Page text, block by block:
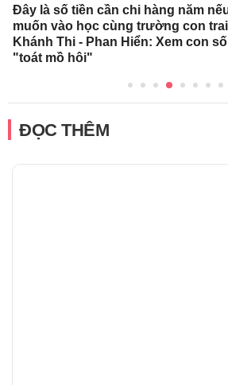
Đây là số tiền cần chi hàng năm
muốn vào học cùng trường con trai
Khánh Thi - Phan Hiển: Xem con số
"toát mồ hôi"
ĐỌC THÊM